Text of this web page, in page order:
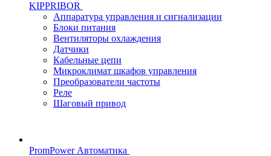
KIPPRIBOR
Аппаратура управления и сигнализации
Блоки питания
Вентиляторы охлаждения
Датчики
Кабельные цепи
Микроклимат шкафов управления
Преобразователи частоты
Реле
Шаговый привод
PromPower Автоматика